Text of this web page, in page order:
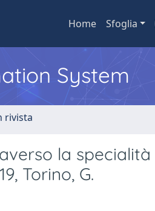
Home Sfoglia
System
rivista
la specialità
Torino, G.